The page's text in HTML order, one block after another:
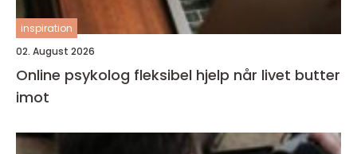
inspiration
02. August 2026
Online psykolog fleksibel hjelp når livet butter
imot